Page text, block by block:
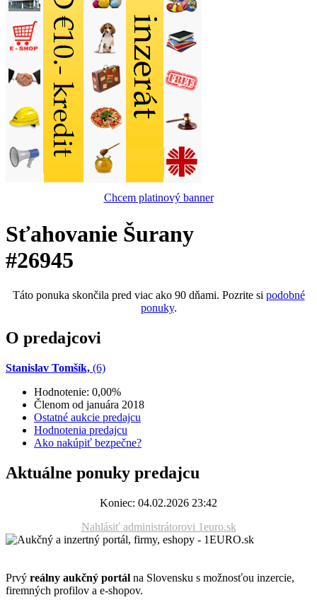
Chcem platinový banner
Sťahovanie Šurany
#26945
Táto ponuka skončila pred viac ako 90 dňami. Pozrite si podobné
ponuky.
O predajcovi
Stanislav Tomšík, (6)
Hodnotenie: 0,00%
Členom od januára 2018
Ostatné aukcie predajcu
Hodnotenia predajcu
Ako nakúpiť bezpečne?
Aktuálne ponuky predajcu
Koniec: 04.02.2026 23:42
Nahlásiť administrátorovi 1euro.sk
Prvý reálny aukčný portál na Slovensku s možnosťou inzercie,
firemných profilov a e-shopov.